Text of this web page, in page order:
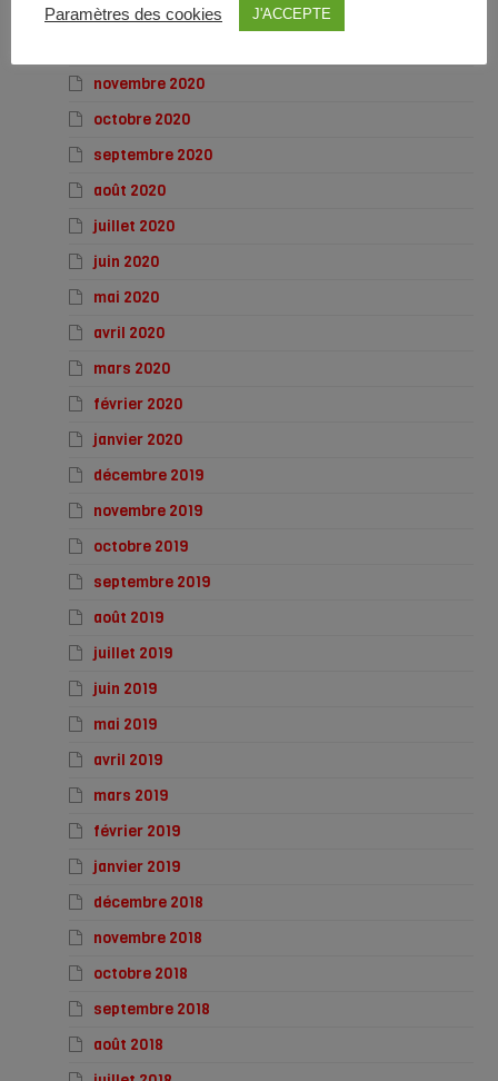
janvier 2021
novembre 2020
octobre 2020
septembre 2020
août 2020
juillet 2020
juin 2020
mai 2020
avril 2020
mars 2020
février 2020
janvier 2020
décembre 2019
novembre 2019
octobre 2019
septembre 2019
août 2019
juillet 2019
juin 2019
mai 2019
avril 2019
mars 2019
février 2019
janvier 2019
décembre 2018
novembre 2018
octobre 2018
septembre 2018
août 2018
Paramètres des cookies J'ACCEPTE